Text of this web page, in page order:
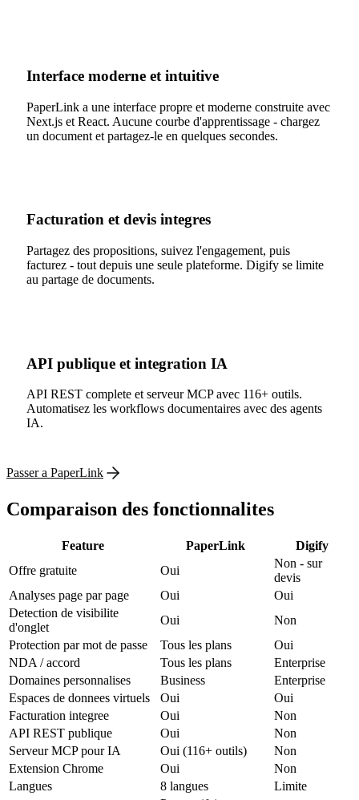
Interface moderne et intuitive
PaperLink a une interface propre et moderne construite avec
Next.js et React. Aucune courbe d'apprentissage - chargez
un document et partagez-le en quelques secondes.
Facturation et devis integres
Partagez des propositions, suivez l'engagement, puis
facturez - tout depuis une seule plateforme. Digify se limite
au partage de documents.
API publique et integration IA
API REST complete et serveur MCP avec 116+ outils.
Automatisez les workflows documentaires avec des agents
IA.
Passer a PaperLink
Comparaison des fonctionnalites
Feature PaperLink
Digify
Offre gratuite
Oui
Non - sur
devis
Analyses page par page
Oui
Oui
Detection de visibilite
d'onglet
Oui
Non
Protection par mot de passe
Tous les plans
Oui
NDA / accord
Tous les plans
Enterprise
Domaines personnalises
Business
Enterprise
Espaces de donnees virtuels
Oui
Oui
Facturation integree
Oui
Non
API REST publique
Oui
Non
Serveur MCP pour IA
Oui (116+ outils)
Non
Extension Chrome
Oui
Non
Langues
8 langues
Limite